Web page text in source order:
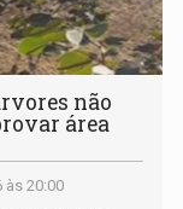
não
área
às 20:00